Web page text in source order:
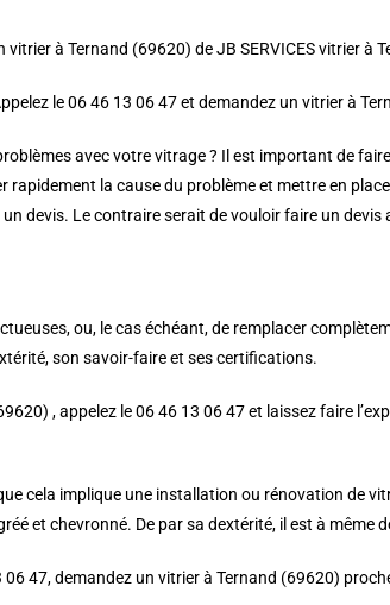
à Ternand (69620) de JB SERVICES vitrier
le 06 46 13 06 47 et demandez un vitrier à
avec votre vitrage ? Il est important de
rapidement la cause du problème et mettre en
devis. Le contraire serait de vouloir faire un
ou, le cas échéant, de remplacer
son savoir-faire et ses certifications.
, appelez le 06 46 13 06 47 et laissez faire
cela implique une installation ou rénovation de
et chevronné. De par sa dextérité, il est à
47, demandez un vitrier à Ternand (69620)